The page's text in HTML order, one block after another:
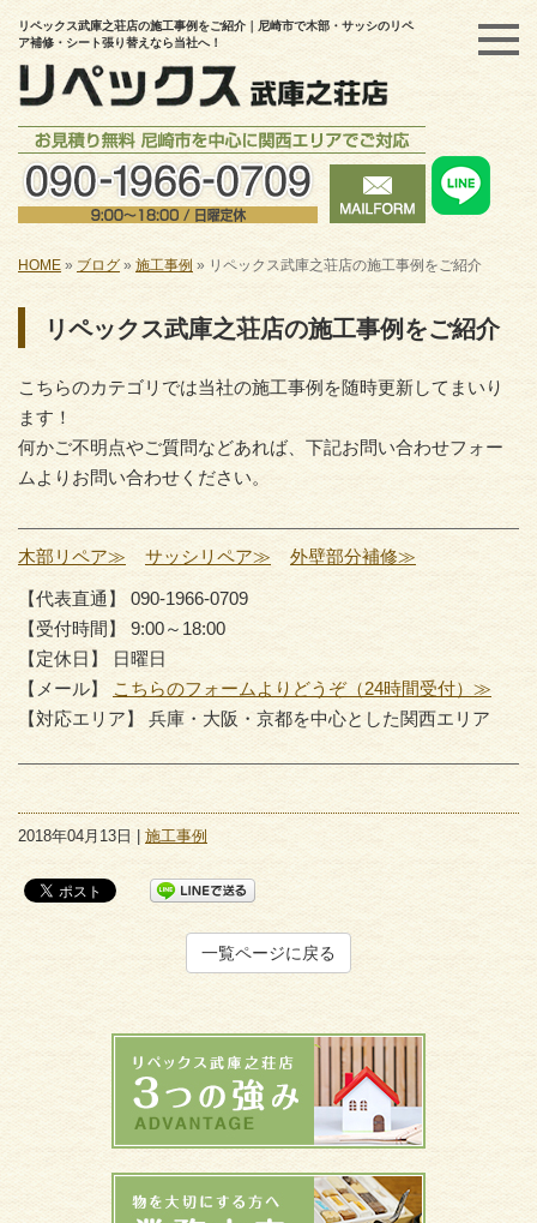
リペックス武庫之荘店の施工事例をご紹介｜尼崎市で木部・サッシのリペ
ア補修・シート張り替えなら当社へ！
HOME » ブログ» 施工事例 » リペックス武庫之荘店の施工事例をご紹介
リペックス武庫之荘店の施工事例をご紹介
こちらのカテゴリでは当社の施工事例を随時更新してまいり
ます！
何かご不明点やご質問などあれば、下記お問い合わせフォー
ムよりお問い合わせください。
木部リペア≫ サッシリペア≫ 外壁部分補修≫
【代表直通】 090-1966-0709
【受付時間】 9:00～18:00
【定休日】 日曜日
【メール】
こちらのフォームよりどうぞ（24時間受付）≫
【対応エリア】 兵庫・大阪・京都を中心とした関西エリア
2018年04月13日 | 施工事例
一覧ページに戻る